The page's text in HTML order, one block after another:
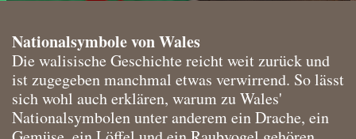
Nationalsymbole von Wales
Die walisische Geschichte reicht weit zurück und
ist zugegeben manchmal etwas verwirrend. So lässt
sich wohl auch erklären, warum zu Wales'
Nationalsymbolen unter anderem ein Drache, ein